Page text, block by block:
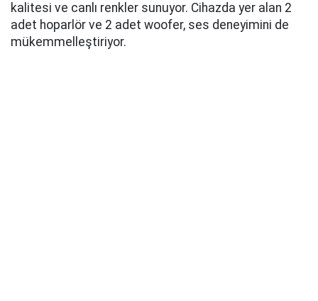
kalitesi ve canlı renkler sunuyor. Cihazda yer alan 2
adet hoparlör ve 2 adet woofer, ses deneyimini de
mükemmelleştiriyor.